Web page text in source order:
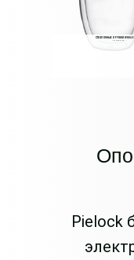
СТЕКЛЯННЫЕ КРУЖКИ
Pielock